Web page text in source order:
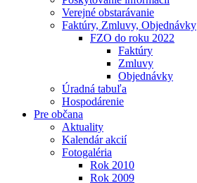
Verejné obstarávanie
Faktúry, Zmluvy, Objednávky
FZO do roku 2022
Faktúry
Zmluvy
Objednávky
Úradná tabuľa
Hospodárenie
Pre občana
Aktuality
Kalendár akcií
Fotogaléria
Rok 2010
Rok 2009